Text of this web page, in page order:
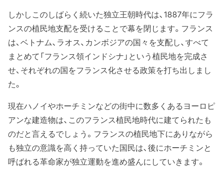
しかしこのしばらく続いた独立王朝時代は、1887年にフラ
ンスの植民地支配を受けることで幕を閉じます。フランス
は、ベトナム、ラオス、カンボジアの国々を支配し、すべて
まとめて「フランス領インドシナ」という植民地を完成さ
せ、それぞれの国をフランス化させる政策を打ち出しまし
た。
現在ハノイやホーチミンなどの街中に数多くあるヨーロピ
アンな建造物は、このフランス植民地時代に建てられたも
のだと言えるでしょう。フランスの植民地下にありながら
も独立の意識を高く持っていた国民は、後にホーチミンと
呼ばれる革命家が独立運動を進め盛んにしていきます。